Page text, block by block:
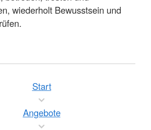
wiederholt Bewusstsein und
Start
Angebote